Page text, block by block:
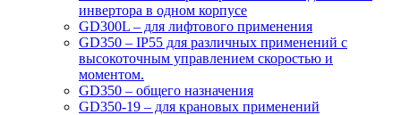
инвертора в одном корпусе
GD300L – для лифтового применения
GD350 – IP55 для различных применений с
высокоточным управлением скоростью и
моментом.
GD350 – общего назначения
GD350-19 – для крановых применений